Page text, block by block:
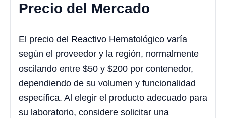
Precio del Mercado
El precio del Reactivo Hematológico varía
según el proveedor y la región, normalmente
oscilando entre $50 y $200 por contenedor,
dependiendo de su volumen y funcionalidad
específica. Al elegir el producto adecuado para
su laboratorio, considere solicitar una